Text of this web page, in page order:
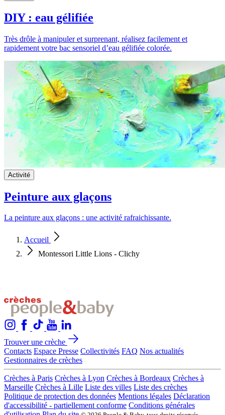
DIY : eau gélifiée
Très drôle à manipuler et surprenant, réalisez facilement et
rapidement votre bac sensoriel d’eau gélifiée colorée.
Activité
Peinture aux glaçons
La peinture aux glaçons : une activité rafraichissante.
Accueil
Montessori Little Lions - Clichy
Trouver une crèche
Contacts Espace Presse Collectivités FAQ Nos actualités
Gestionnaires de crèches
Crèches à Paris Crèches à Lyon Crèches à Bordeaux Crèches à
Marseille Crèches à Lille Liste des villes Liste des crèches
Politique de protection des données Mentions légales Déclaration
d'accessibilité - partiellement conforme Conditions générales